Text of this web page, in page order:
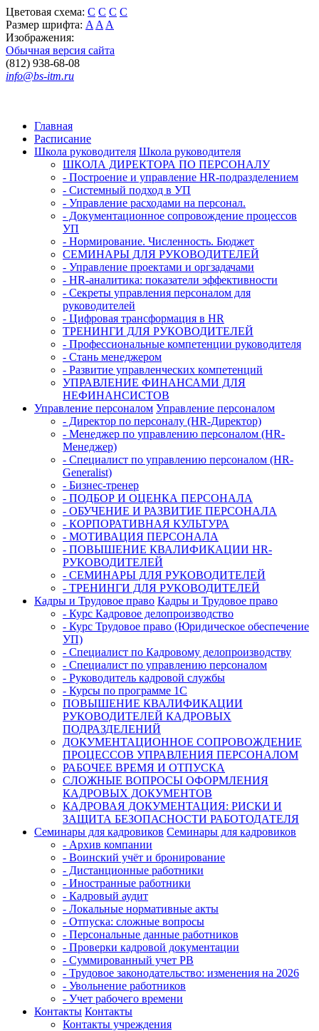
Цветовая схема: C C C C
Размер шрифта: A A A
Изображения:
Обычная версия сайта
(812) 938-68-08
info@bs-itm.ru
Главная
Расписание
Школа руководителя Школа руководителя
ШКОЛА ДИРЕКТОРА ПО ПЕРСОНАЛУ
- Построение и управление HR-подразделением
- Системный подход в УП
- Управление расходами на персонал.
- Документационное сопровождение процессов
УП
- Нормирование. Численность. Бюджет
СЕМИНАРЫ ДЛЯ РУКОВОДИТЕЛЕЙ
- Управление проектами и оргзадачами
- HR-аналитика: показатели эффективности
- Секреты управления персоналом для
руководителей
- Цифровая трансформация в HR
ТРЕНИНГИ ДЛЯ РУКОВОДИТЕЛЕЙ
- Профессиональные компетенции руководителя
- Стань менеджером
- Развитие управленческих компетенций
УПРАВЛЕНИЕ ФИНАНСАМИ ДЛЯ
НЕФИНАНСИСТОВ
Управление персоналом Управление персоналом
- Директор по персоналу (HR-Директор)
- Менеджер по управлению персоналом (HR-
Менеджер)
- Специалист по управлению персоналом (HR-
Generalist)
- Бизнес-тренер
- ПОДБОР И ОЦЕНКА ПЕРСОНАЛА
- ОБУЧЕНИЕ И РАЗВИТИЕ ПЕРСОНАЛА
- КОРПОРАТИВНАЯ КУЛЬТУРА
- МОТИВАЦИЯ ПЕРСОНАЛА
- ПОВЫШЕНИЕ КВАЛИФИКАЦИИ HR-
РУКОВОДИТЕЛЕЙ
- СЕМИНАРЫ ДЛЯ РУКОВОДИТЕЛЕЙ
- ТРЕНИНГИ ДЛЯ РУКОВОДИТЕЛЕЙ
Кадры и Трудовое право Кадры и Трудовое право
- Курс Кадровое делопроизводство
- Курс Трудовое право (Юридическое обеспечение
УП)
- Специалист по Кадровому делопроизводству
- Специалист по управлению персоналом
- Руководитель кадровой службы
- Курсы по программе 1С
ПОВЫШЕНИЕ КВАЛИФИКАЦИИ
РУКОВОДИТЕЛЕЙ КАДРОВЫХ
ПОДРАЗДЕЛЕНИЙ
ДОКУМЕНТАЦИОННОЕ СОПРОВОЖДЕНИЕ
ПРОЦЕССОВ УПРАВЛЕНИЯ ПЕРСОНАЛОМ
РАБОЧЕЕ ВРЕМЯ И ОТПУСКА
СЛОЖНЫЕ ВОПРОСЫ ОФОРМЛЕНИЯ
КАДРОВЫХ ДОКУМЕНТОВ
КАДРОВАЯ ДОКУМЕНТАЦИЯ: РИСКИ И
ЗАЩИТА БЕЗОПАСНОСТИ РАБОТОДАТЕЛЯ
Семинары для кадровиков Семинары для кадровиков
- Архив компании
- Воинский учёт и бронирование
- Дистанционные работники
- Иностранные работники
- Кадровый аудит
- Локальные нормативные акты
- Отпуска: сложные вопросы
- Персональные данные работников
- Проверки кадровой документации
- Суммированный учет РВ
- Трудовое законодательство: изменения на 2026
- Увольнение работников
- Учет рабочего времени
Контакты Контакты
Контакты учреждения